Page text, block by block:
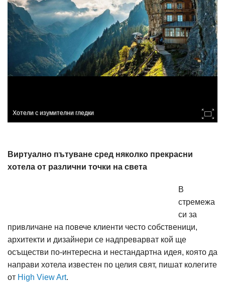
Хотели с изумителни гледки
Виртуално пътуване сред няколко прекрасни
хотела от различни точки на света
В
стремежа
си за
привличане на повече клиенти често собственици,
архитекти и дизайнери се надпреварват кой ще
осъществи по-интересна и нестандартна идея, която да
направи хотела известен по целия свят, пишат колегите
от High View Art.